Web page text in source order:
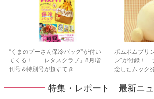
“くまのプーさん保冷バッグ”が付い
てくる！ 「レタスクラブ」8月増
刊号＆特別号が超すてき
ポムポムプリ
ン”が付録！
念したムック
特集・レポート 最新ニュ